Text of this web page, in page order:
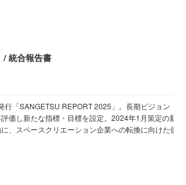
/ 統合報告書
行「SANGETSU REPORT 2025」。長期ビジョン「
価し新たな指標・目標を設定。2024年1月策定の新
、スペースクリエーション企業への転換に向けた価